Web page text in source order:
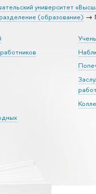
университет
(образование)